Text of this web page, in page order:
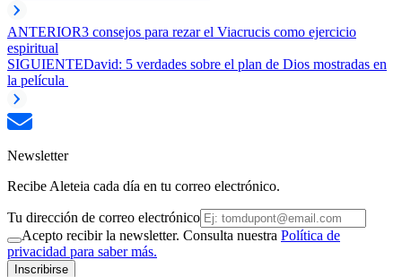
ANTERIOR3 consejos para rezar el Viacrucis como ejercicio
espiritual
SIGUIENTEDavid: 5 verdades sobre el plan de Dios mostradas en
la película
Newsletter
Recibe Aleteia cada día en tu correo electrónico.
Tu dirección de correo electrónico
Acepto recibir la newsletter. Consulta nuestra Política de
privacidad para saber más.
Inscribirse